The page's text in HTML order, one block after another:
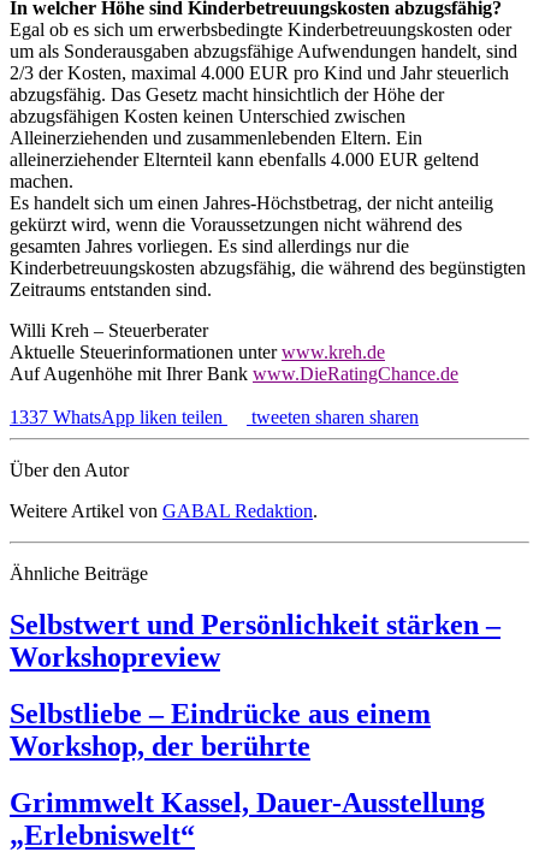
In welcher Höhe sind Kinderbetreuungskosten abzugsfähig?
Egal ob es sich um erwerbsbedingte Kinderbetreuungskosten oder
um als Sonderausgaben abzugsfähige Aufwendungen handelt, sind
2/3 der Kosten, maximal 4.000 EUR pro Kind und Jahr steuerlich
abzugsfähig. Das Gesetz macht hinsichtlich der Höhe der
abzugsfähigen Kosten keinen Unterschied zwischen
Alleinerziehenden und zusammenlebenden Eltern. Ein
alleinerziehender Elternteil kann ebenfalls 4.000 EUR geltend
machen.
Es handelt sich um einen Jahres-Höchstbetrag, der nicht anteilig
gekürzt wird, wenn die Voraussetzungen nicht während des
gesamten Jahres vorliegen. Es sind allerdings nur die
Kinderbetreuungskosten abzugsfähig, die während des begünstigten
Zeitraums entstanden sind.
Willi Kreh – Steuerberater
Aktuelle Steuerinformationen unterwww.kreh.de
Auf Augenhöhe mit Ihrer Bank www.DieRatingChance.de
1337 WhatsApp liken teilen tweeten sharen sharen
Über den Autor
Weitere Artikel von GABAL Redaktion.
Ähnliche Beiträge
Selbstwert und Persönlichkeit stärken –
Workshopreview
Selbstliebe – Eindrücke aus einem
Workshop, der berührte
Grimmwelt Kassel, Dauer-Ausstellung
„Erlebniswelt“